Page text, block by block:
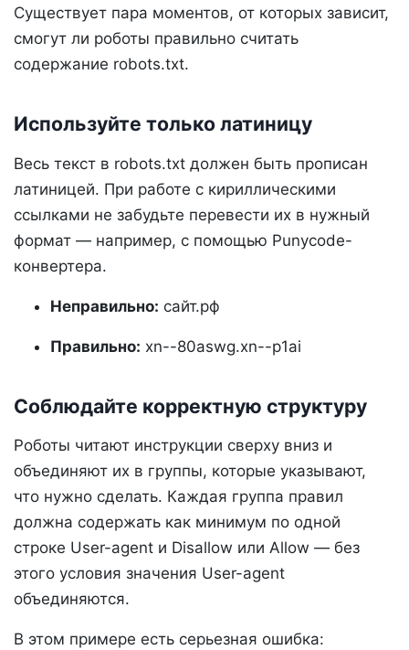
Существует пара моментов, от которых зависит,
смогут ли роботы правильно считать
содержание robots.txt.
Используйте только латиницу
Весь текст в robots.txt должен быть прописан
латиницей. При работе с кириллическими
ссылками не забудьте перевести их в нужный
формат — например, с помощью Punycode-
конвертера.
Неправильно: сайт.рф
Правильно: xn--80aswg.xn--p1ai
Соблюдайте корректную структуру
Роботы читают инструкции сверху вниз и
объединяют их в группы, которые указывают,
что нужно сделать. Каждая группа правил
должна содержать как минимум по одной
строке User-agent и Disallow или Allow — без
этого условия значения User-agent
объединяются.
В этом примере есть серьезная ошибка: